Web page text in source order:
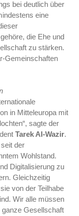
bei deutlich über
eine
die Ehe und
zu stärken.
Gemeinschaften
in Mitteleuropa mit
sagte der
Tarek Al-Wazir.
der
Wohlstand.
Digitalisierung zu
Gleichzeitig
von der Teilhabe
Wir alle müssen
Gesellschaft